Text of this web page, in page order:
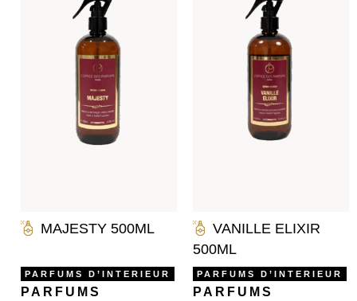
MAJESTY 500ML
PARFUMS D’INTERIEUR
PARFUMS
VANILLE ELIXIR
500ML
PARFUMS D’INTERIEUR
PARFUMS